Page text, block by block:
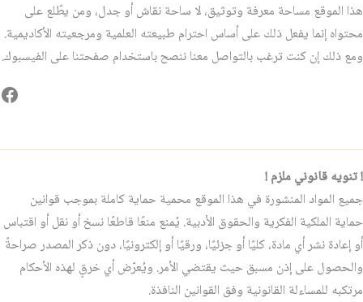
هذا الموقع مساحة معرفة وتوثيق، لا ساحة نقاش أو جدل، ومن يطّلع على
محتواه إنما يفعل ذلك على أساس احترام طبيعته العلمية ومرجعيته الأكاديمية.
ومع ذلك إن كنت ترغب بالتواصل معنا ننصح باستخدام صفحتنا على الفيسبوك.
! تنويه قانوني ملزم !
جميع المواد المنشورة في هذا الموقع محمية حماية كاملة بموجب قوانين
حماية الملكية الفكرية والحقوق الأدبية. يُمنع منعًا قاطعًا نسخ أو نقل أو اقتباس
أو إعادة نشر أي مادة، كليًا أو جزئيًا، ورقيًا أو إلكترونيًا، دون ذكر المصدر صراحةً
والحصول على إذن مسبق حيث يقتضي الأمر. ويُعرّض أي خرقٍ لهذه الأحكام
مرتكبه للمساءلة القانونية وفق القوانين النافذة.